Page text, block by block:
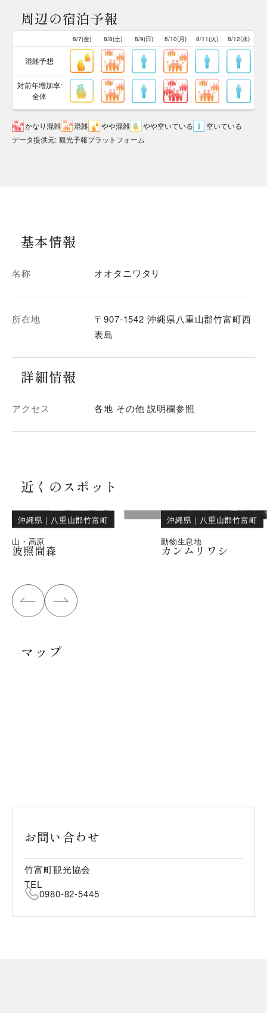
周辺の宿泊予報
8/7(金) 8/8(土) 8/9(日) 8/10(月) 8/11(火) 8/12(水)
混雑予想
対前年増加率:
全体
かなり混雑 混雑 やや混雑 やや空いている
空いている
データ提供元: 観光予報プラットフォーム
基本情報
名称 オオタニワタリ
所在地
〒907-1542 沖縄県八重山郡竹富町西
表島
詳細情報
アクセス 各地 その他 説明欄参照
近くのスポット
沖縄県 ｜ 八重山郡竹富町
山・高原
波照間森
沖縄県 ｜ 八重山郡竹富町
動物生息地
カンムリワシ
マップ
お問い合わせ
竹富町観光協会
TEL
0980-82-5445